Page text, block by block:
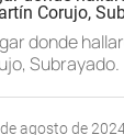
donde
Subrayado.
agosto de